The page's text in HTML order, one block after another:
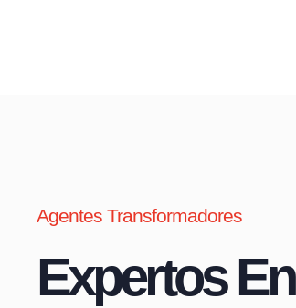
Agentes Transformadores
Expertos En